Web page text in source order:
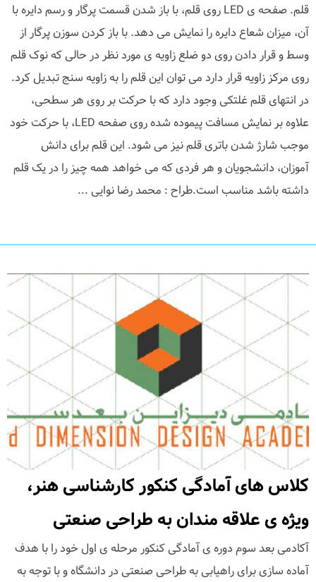
قلم. صفحه ی LED روی قلم، با باز شدن قسمت پرگار و رسم دایره با
آن، میزان شعاع دایره را نمایش می دهد. با باز کردن سوزن پرگار از
وسط و قرار دادن روی دو ضلع زاویه ی مورد نظر در حالی که نوک قلم
روی مرکز زاویه قرار دارد می توان این قلم را به زاویه سنج تبدیل کرد.
در انتهای قلم غلتکی وجود دارد که با حرکت بر روی هر سطحی،
علاوه بر نمایش مسافت پیموده شده روی صفحه LED، با حرکت خود
موجب شارژ شدن باتری قلم نیز می شود. این قلم برای دانش
آموزان، دانشجویان و هر فردی که می خواهد همه چیز را در یک قلم
داشته باشد مناسب است.طراح : محمد رضا نوایی ...
کلاس های آمادگی کنکور کارشناسی هنر،
ویژه ی علاقه مندان به طراحی صنعتی
آکادمی بعد سوم دوره ی آمادگی کنکور مرحله ی اول خود را با هدف
آماده سازی برای راهیابی به طراحی صنعتی در دانشگاه و با توجه به